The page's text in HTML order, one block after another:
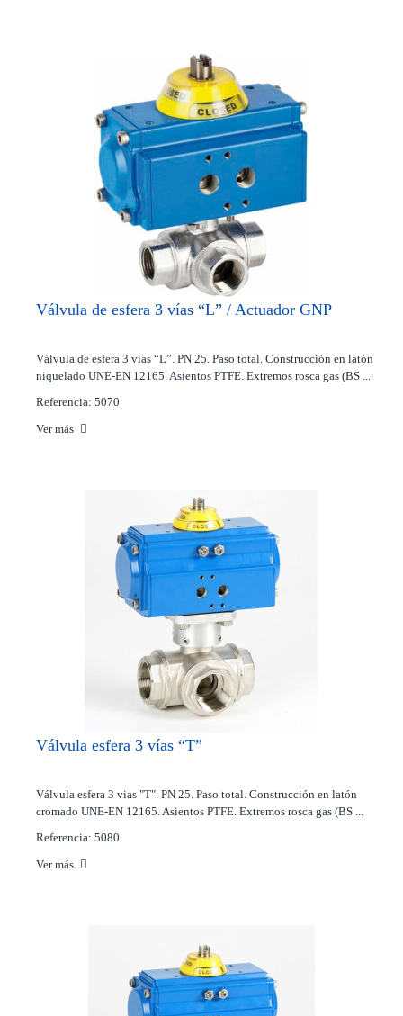
Válvula de esfera 3 vías “L” / Actuador GNP
Válvula de esfera 3 vías “L”. PN 25. Paso total. Construcción en latón
niquelado UNE-EN 12165. Asientos PTFE. Extremos rosca gas (BS ...
Referencia: 5070
Ver más
Válvula esfera 3 vías “T”
Válvula esfera 3 vias "T". PN 25. Paso total. Construcción en latón
cromado UNE-EN 12165. Asientos PTFE. Extremos rosca gas (BS ...
Referencia: 5080
Ver más